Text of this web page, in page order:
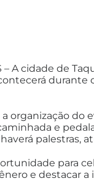
– A cidade de
durante
organização do
e
palestras,
para
e destacar